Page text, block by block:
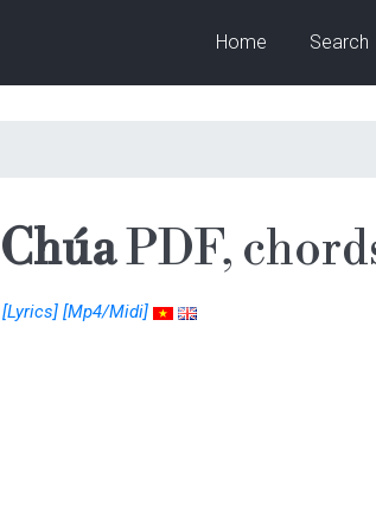
Home Search
PDF,
[Lyrics] [Mp4/Midi]